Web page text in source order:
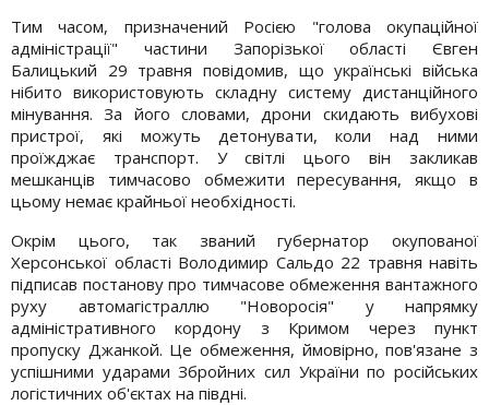
Тим часом, призначений Росією "голова окупаційної
адміністрації" частини Запорізької області Євген
Балицький 29 травня повідомив, що українські війська
нібито використовують складну систему дистанційного
мінування. За його словами, дрони скидають вибухові
пристрої, які можуть детонувати, коли над ними
проїжджає транспорт. У світлі цього він закликав
мешканців тимчасово обмежити пересування, якщо в
цьому немає крайньої необхідності.
Окрім цього, так званий губернатор окупованої
Херсонської області Володимир Сальдо 22 травня навіть
підписав постанову про тимчасове обмеження вантажного
руху автомагістраллю "Новоросія" у напрямку
адміністративного кордону з Кримом через пункт
пропуску Джанкой. Це обмеження, ймовірно, пов'язане з
успішними ударами Збройних сил України по російських
логістичних об'єктах на півдні.